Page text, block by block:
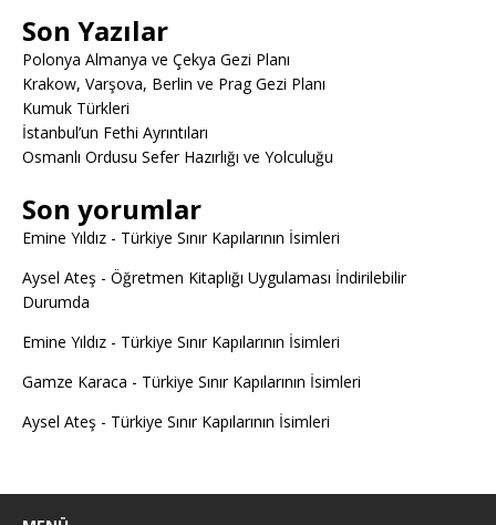
Son Yazılar
Polonya Almanya ve Çekya Gezi Planı
Krakow, Varşova, Berlin ve Prag Gezi Planı
Kumuk Türkleri
İstanbul’un Fethi Ayrıntıları
Osmanlı Ordusu Sefer Hazırlığı ve Yolculuğu
Son yorumlar
Emine Yıldız - Türkiye Sınır Kapılarının İsimleri
Aysel Ateş - Öğretmen Kitaplığı Uygulaması İndirilebilir
Durumda
Emine Yıldız - Türkiye Sınır Kapılarının İsimleri
Gamze Karaca - Türkiye Sınır Kapılarının İsimleri
Aysel Ateş - Türkiye Sınır Kapılarının İsimleri